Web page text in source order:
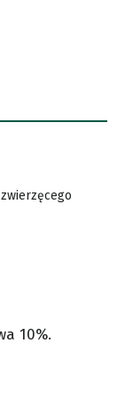
10%.